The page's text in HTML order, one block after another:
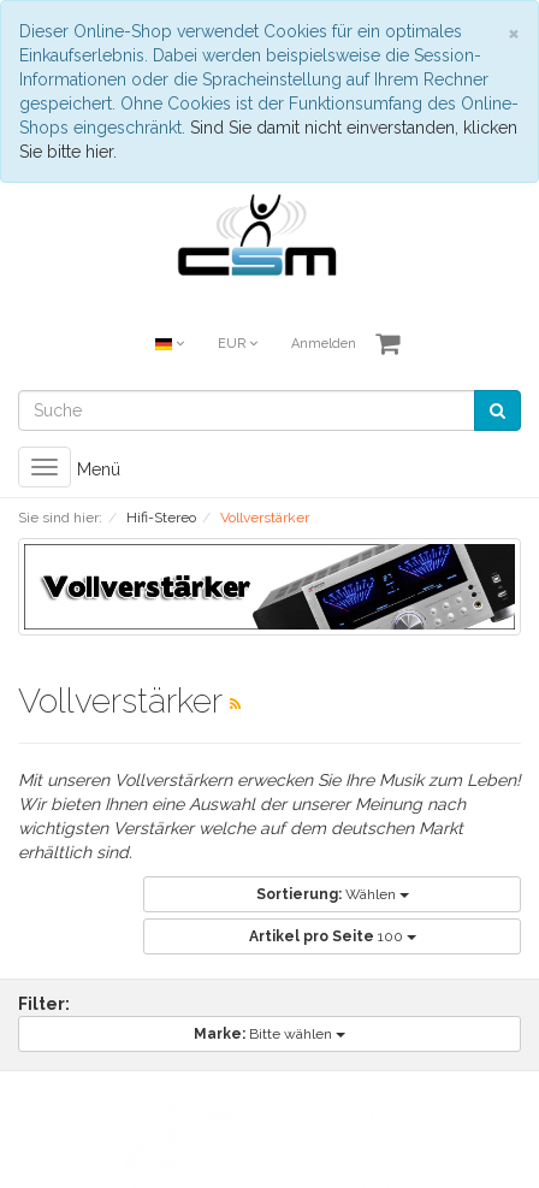
×
Dieser Online-Shop verwendet Cookies für ein optimales
Einkaufserlebnis. Dabei werden beispielsweise die Session-
Informationen oder die Spracheinstellung auf Ihrem Rechner
gespeichert. Ohne Cookies ist der Funktionsumfang des Online-
Shops eingeschränkt. Sind Sie damit nicht einverstanden, klicken
Sie bitte hier.
EUR Anmelden
Toggle
navigation
Menü
Sie sind hier: Hifi-Stereo Vollverstärker
Vollverstärker
Mit unseren Vollverstärkern erwecken Sie Ihre Musik zum Leben!
Wir bieten Ihnen eine Auswahl der unserer Meinung nach
wichtigsten Verstärker welche auf dem deutschen Markt
erhältlich sind.
Sortierung: Wählen
Artikel pro Seite 100
Filter:
Marke: Bitte wählen